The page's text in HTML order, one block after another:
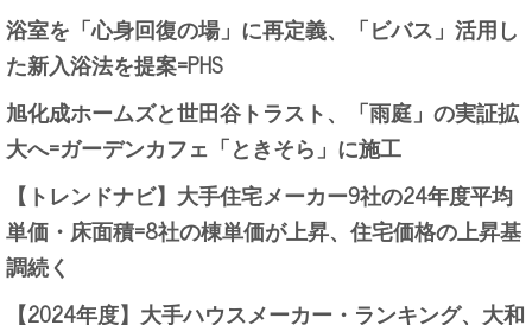
浴室を「心身回復の場」に再定義、「ビバス」活用し
た新入浴法を提案=PHS
旭化成ホームズと世田谷トラスト、「雨庭」の実証拡
大へ=ガーデンカフェ「ときそら」に施工
【トレンドナビ】大手住宅メーカー9社の24年度平均
単価・床面積=8社の棟単価が上昇、住宅価格の上昇基
調続く
【2024年度】大手ハウスメーカー・ランキング、大和